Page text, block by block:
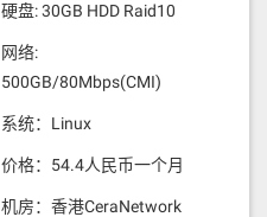
硬盘: 30GB HDD Raid10
网络:
500GB/80Mbps(CMI)
系统：Linux
价格：54.4人民币一个月
机房：香港CeraNetwork